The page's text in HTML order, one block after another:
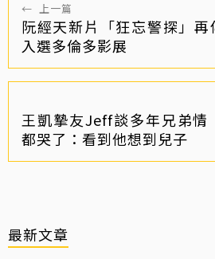
← 上一篇
阮經天新片「狂忘警探」
入選多倫多影展
王凱摯友Jeff談多年兄弟
都哭了：看到他想到兒子
最新文章